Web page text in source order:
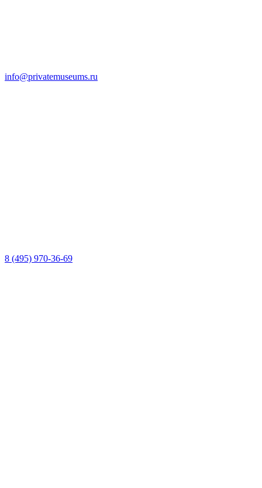
info@privatemuseums.ru
8 (495) 970-36-69